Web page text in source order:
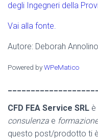
degli Ingegneri della
Vai alla fonte.
Autore: Deborah Annolino
Powered byWPeMatico
CFD FEA Service SRL è
consulenza e formazione
questo post/prodotto ti